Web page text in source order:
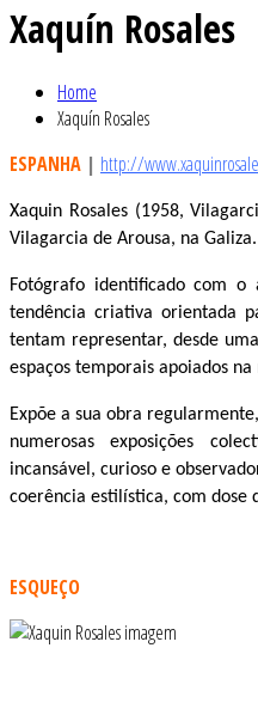
Xaquín Rosales
Home
Xaquín Rosales
ESPANHA | http://
Xaquin Rosales (1958,
Vilagarcia de Arousa, na Galiza.
Fotógrafo identificado com
tendência criativa orientada
tentam representar, desde
espaços temporais apoiados
Expõe a sua obra
numerosas exposições
incansável, curioso e
coerência estilística, com dose
ESQUEÇO